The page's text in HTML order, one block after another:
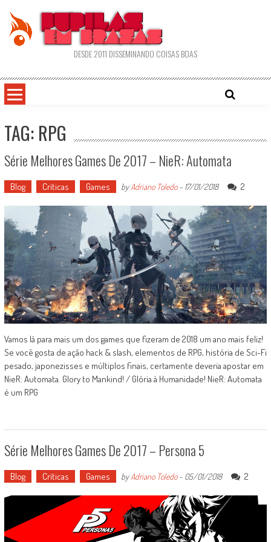
content
DESDE 2011 DISSEMINANDO COISAS BOAS
TAG: RPG
Série Melhores Games De 2017 – NieR: Automata
Blog Críticas Games byAdriano Toledo- 17/01/2018 2
Vamos lá para mais um dos games que fizeram de 2018 um ano mais feliz!
Se você gosta de ação hack & slash, elementos de RPG, história de Sci-Fi
pesado, japonezisses e múltiplos finais, certamente deveria apostar em
NieR: Automata. Glory to Mankind! / Glória à Humanidade! NieR: Automata
é um RPG
Série Melhores Games De 2017 – Persona 5
Blog Críticas Games byAdriano Toledo- 05/01/2018 2